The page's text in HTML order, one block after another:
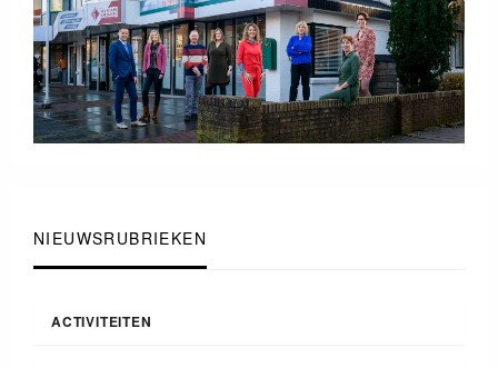
NIEUWSRUBRIEKEN
ACTIVITEITEN